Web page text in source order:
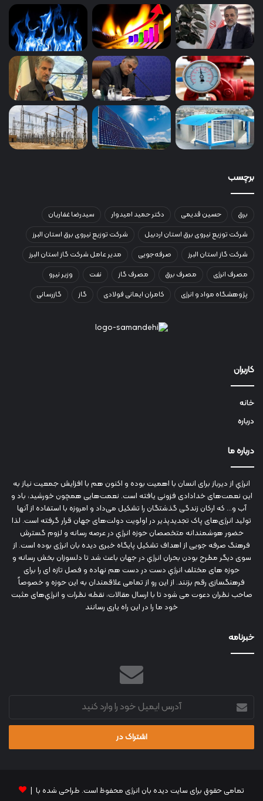
برچسب
برق حسین قدیمی دکتر حمید امیدوار
سیدرضا غفاریان
شرکت توزیع نیروی برق استان اردبیل
شرکت توزیع نیروی برق استان البرز
شرکت گاز استان البرز
صرفه‌جویی
مدیر عامل شرکت گاز استان البرز
مصرف انرژی
مصرف برق مصرف گاز نفت
وزیر نیرو
پژوهشگاه مواد و انرژی
کامران ایمانی فولادی گاز گازرسانی
کاربران
خانه
درباره
درباره ما
انرژي‌ از دیرباز برای انسان با اهمیت بوده و اکنون هم با افزایش جمعیت نیاز به
این نعمت‌های خدادادی فزونی یافته است. نعمت‌هایی همچون خورشید، باد و
آب و... که ارکان زندگی گذشتگان را تشکیل می‌داد و امروزه با استفاده از آنها
تولید انرژی‌های پاک تجدیدپذیر در اولویت دولت‌های جهان قرار گرفته است. لذا
حضور هوشمندانه متخصصان حوزه انرژي در عرصه رسانه و لزوم گسترش
فرهنگ صرفه جویی از اهداف تشکیل پایگاه خبری دیده بان انرژی بوده است. از
سوی دیگر مطرح بودن بحران انرژي در جهان باعث شد تا دلسوزان بخش رسانه و
حوزه های مختلف انرژي دست در دست هم نهاده و فصل تازه ای را برای
فرهنگسازی رقم بزنند. از این رو از تمامی علاقمندان به این حوزه و خصوصاً
صاحب نظران دعوت می شود تا با ارسال مقالات، نقطه نظرات و انرژي‌های مثبت
خود ما را در این راه یاری رسانند
خبرنامه
آدرس
ایمیل
خود
وارد
تمامی حقوق برای سایت دیده بان انرژی محفوظ است. طراحی شده با |